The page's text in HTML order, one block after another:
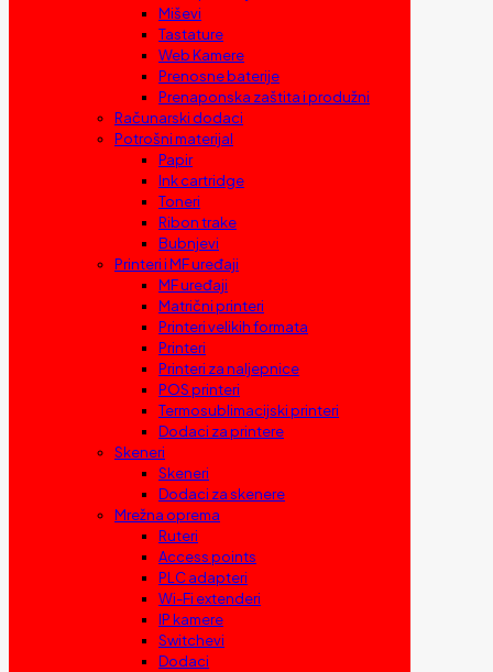
Miševi
Tastature
Web Kamere
Prenosne baterije
Prenaponska zaštita i produžni
Računarski dodaci
Potrošni materijal
Papir
Ink cartridge
Toneri
Ribon trake
Bubnjevi
Printeri i MF uređaji
MF uređaji
Matrični printeri
Printeri velikih formata
Printeri
Printeri za naljepnice
POS printeri
Termosublimacijski printeri
Dodaci za printere
Skeneri
Skeneri
Dodaci za skenere
Mrežna oprema
Ruteri
Access points
PLC adapteri
Wi-Fi extenderi
IP kamere
Switchevi
Dodaci